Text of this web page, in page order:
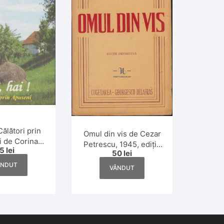
prin
de Corina
Dan
și Rodica
lei
Omul din vis de Cezar
Petrescu, 1945, ediție
definitivă
50 lei
VÂNDUT